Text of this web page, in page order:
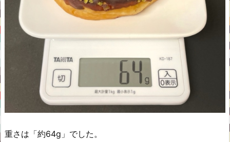
重さは「約64g」でした。